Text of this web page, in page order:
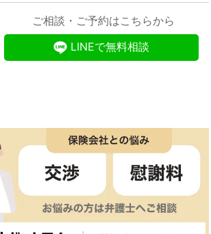
ご相談・ご予約はこちらから
LINEで無料相談